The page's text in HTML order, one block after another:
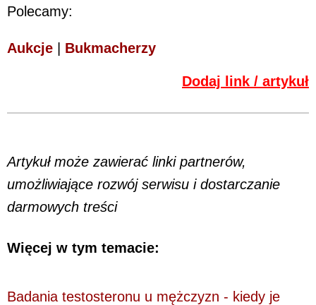
Polecamy:
Aukcje | Bukmacherzy
Dodaj link / artykuł
Artykuł może zawierać linki partnerów,
umożliwiające rozwój serwisu i dostarczanie
darmowych treści
Więcej w tym temacie:
Badania testosteronu u mężczyzn - kiedy je